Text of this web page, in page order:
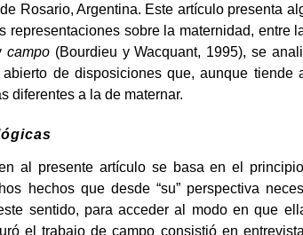
Rosario, Argentina. Este artículo presenta
representaciones sobre la maternidad,
campo(Bourdieu y Wacquant, 1995), se
de disposiciones que, aunque
diferentes a la de maternar.
al presente artículo se basa en el
hechos que desde “su” perspectiva
sentido, para acceder al modo en que
el trabajo de campo consistió en